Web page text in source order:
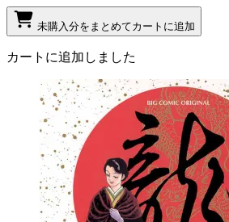
未購入分をまとめてカートに追加
カートに追加しました